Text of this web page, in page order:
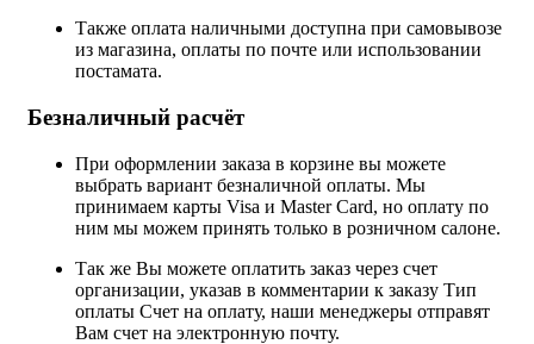
Также оплата наличными доступна при самовывозе
из магазина, оплаты по почте или использовании
постамата.
Безналичный расчёт
При оформлении заказа в корзине вы можете
выбрать вариант безналичной оплаты. Мы
принимаем карты Visa и Master Card, но оплату по
ним мы можем принять только в розничном салоне.
Так же Вы можете оплатить заказ через счет
организации, указав в комментарии к заказу Тип
оплаты Счет на оплату, наши менеджеры отправят
Вам счет на электронную почту.